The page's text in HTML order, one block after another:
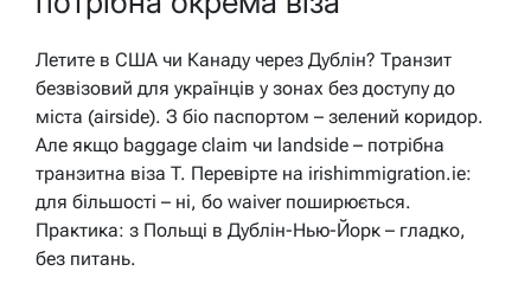
Летите в США чи Канаду через Дублін? Транзит
безвізовий для українців у зонах без доступу до
міста (airside). З біо паспортом – зелений коридор.
Але якщо baggage claim чи landside – потрібна
транзитна віза T. Перевірте на irishimmigration.ie:
для більшості – ні, бо waiver поширюється.
Практика: з Польщі в Дублін-Нью-Йорк – гладко,
без питань.